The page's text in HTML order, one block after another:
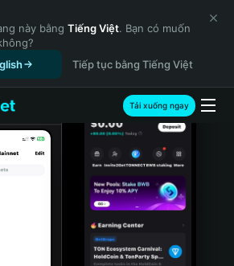
này bằng Tiếng Việt. Bạn có muốn
Tiếp tục bằng Tiếng Việt
Tải xuống ngay